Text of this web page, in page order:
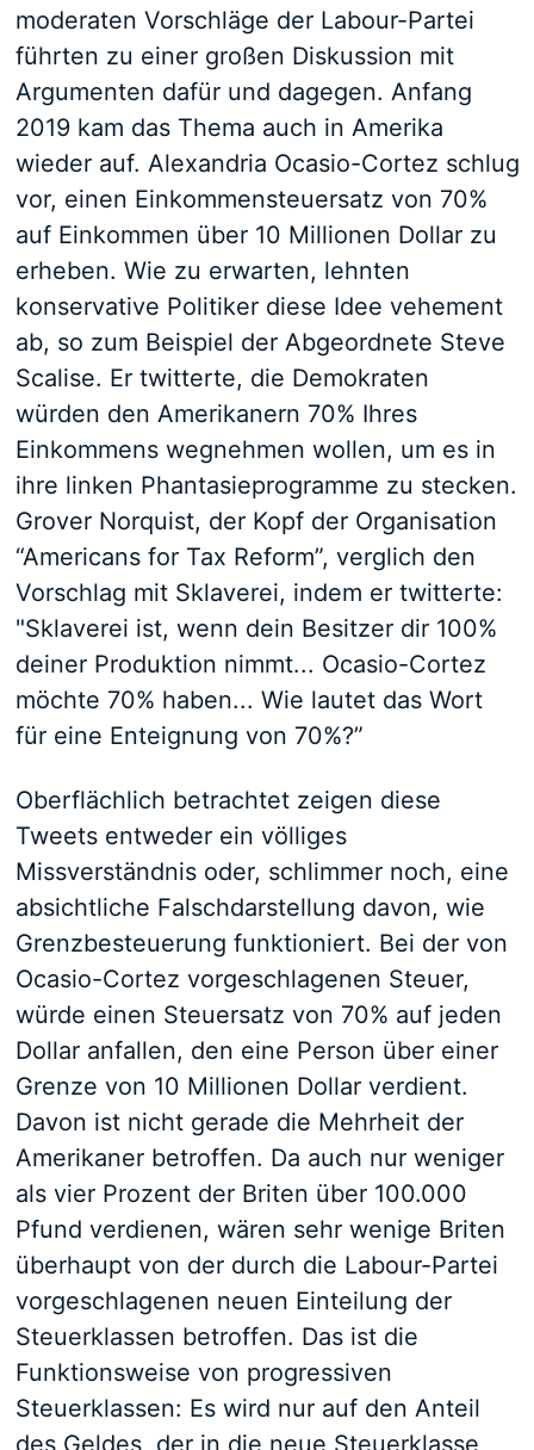
moderaten Vorschläge der Labour-Partei
führten zu einer großen Diskussion mit
Argumenten dafür und dagegen. Anfang
2019 kam das Thema auch in Amerika
wieder auf. Alexandria Ocasio-Cortez schlug
vor, einen Einkommensteuersatz von 70%
auf Einkommen über 10 Millionen Dollar zu
erheben. Wie zu erwarten, lehnten
konservative Politiker diese Idee vehement
ab, so zum Beispiel der Abgeordnete Steve
Scalise. Er twitterte, die Demokraten
würden den Amerikanern 70% Ihres
Einkommens wegnehmen wollen, um es in
ihre linken Phantasieprogramme zu stecken.
Grover Norquist, der Kopf der Organisation
“Americans for Tax Reform”, verglich den
Vorschlag mit Sklaverei, indem er twitterte:
"Sklaverei ist, wenn dein Besitzer dir 100%
deiner Produktion nimmt... Ocasio-Cortez
möchte 70% haben... Wie lautet das Wort
für eine Enteignung von 70%?”
Oberflächlich betrachtet zeigen diese
Tweets entweder ein völliges
Missverständnis oder, schlimmer noch, eine
absichtliche Falschdarstellung davon, wie
Grenzbesteuerung funktioniert. Bei der von
Ocasio-Cortez vorgeschlagenen Steuer,
würde einen Steuersatz von 70% auf jeden
Dollar anfallen, den eine Person über einer
Grenze von 10 Millionen Dollar verdient.
Davon ist nicht gerade die Mehrheit der
Amerikaner betroffen. Da auch nur weniger
als vier Prozent der Briten über 100.000
Pfund verdienen, wären sehr wenige Briten
überhaupt von der durch die Labour-Partei
vorgeschlagenen neuen Einteilung der
Steuerklassen betroffen. Das ist die
Funktionsweise von progressiven
Steuerklassen: Es wird nur auf den Anteil
des Geldes, der in die neue Steuerklasse